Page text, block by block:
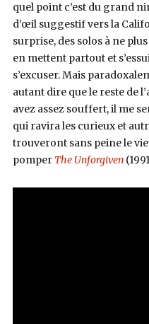
quel point c’est du grand
d’œil suggestif vers la
surprise, des solos à ne
en mettent partout et
s’excuser. Mais
autant dire que le reste de
avez assez souffert, il me
qui ravira les curieux et
trouveront sans peine le
pomper The Unforgiven